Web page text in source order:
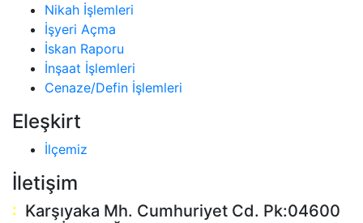
Nikah İşlemleri
İşyeri Açma
İskan Raporu
İnşaat İşlemleri
Cenaze/Defin İşlemleri
Eleşkirt
İlçemiz
İletişim
: Karşıyaka Mh. Cumhuriyet Cd. Pk:04600